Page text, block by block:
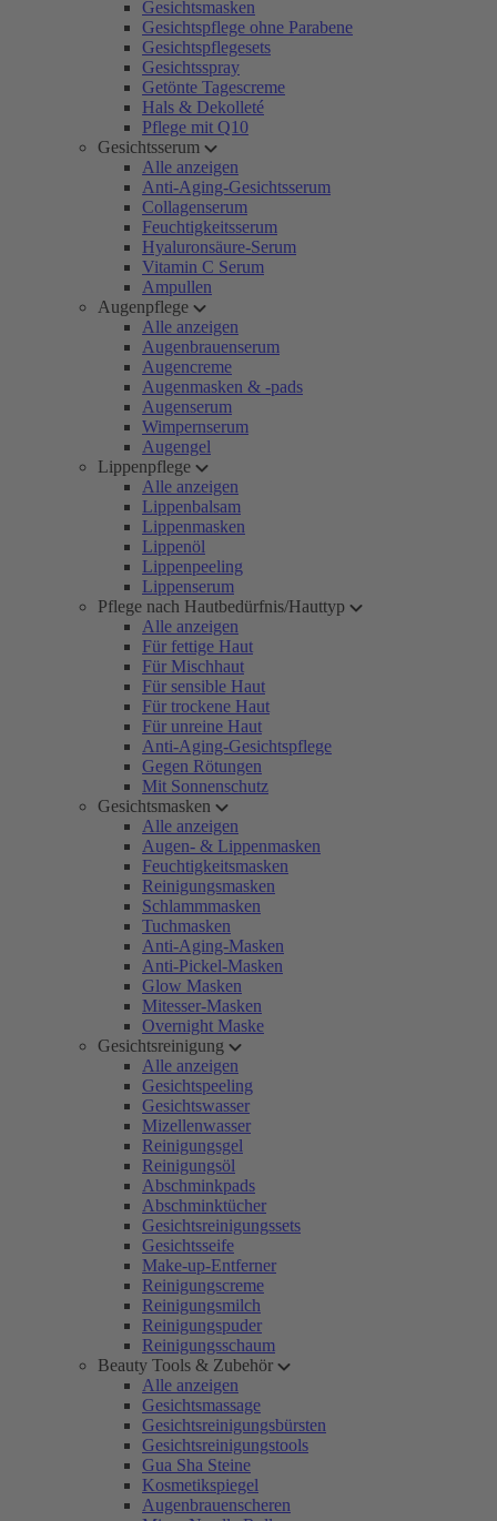
Gesichtsmasken
Gesichtspflege ohne Parabene
Gesichtspflegesets
Gesichtsspray
Getönte Tagescreme
Hals & Dekolleté
Pflege mit Q10
Gesichtsserum
Alle anzeigen
Anti-Aging-Gesichtsserum
Collagenserum
Feuchtigkeitsserum
Hyaluronsäure-Serum
Vitamin C Serum
Ampullen
Augenpflege
Alle anzeigen
Augenbrauenserum
Augencreme
Augenmasken & -pads
Augenserum
Wimpernserum
Augengel
Lippenpflege
Alle anzeigen
Lippenbalsam
Lippenmasken
Lippenöl
Lippenpeeling
Lippenserum
Pflege nach Hautbedürfnis/Hauttyp
Alle anzeigen
Für fettige Haut
Für Mischhaut
Für sensible Haut
Für trockene Haut
Für unreine Haut
Anti-Aging-Gesichtspflege
Gegen Rötungen
Mit Sonnenschutz
Gesichtsmasken
Alle anzeigen
Augen- & Lippenmasken
Feuchtigkeitsmasken
Reinigungsmasken
Schlammmasken
Tuchmasken
Anti-Aging-Masken
Anti-Pickel-Masken
Glow Masken
Mitesser-Masken
Overnight Maske
Gesichtsreinigung
Alle anzeigen
Gesichtspeeling
Gesichtswasser
Mizellenwasser
Reinigungsgel
Reinigungsöl
Abschminkpads
Abschminktücher
Gesichtsreinigungssets
Gesichtsseife
Make-up-Entferner
Reinigungscreme
Reinigungsmilch
Reinigungspuder
Reinigungsschaum
Beauty Tools & Zubehör
Alle anzeigen
Gesichtsmassage
Gesichtsreinigungsbürsten
Gesichtsreinigungstools
Gua Sha Steine
Kosmetikspiegel
Augenbrauenscheren